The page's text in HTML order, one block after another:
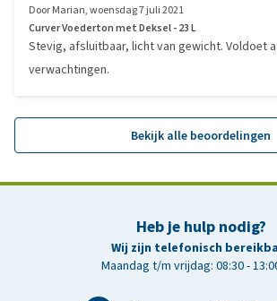
DoorMarian,woensdag 7 juli 2021
Curver Voederton met Deksel - 23 L
Stevig, afsluitbaar, licht van gewicht. Voldoet
verwachtingen.
Bekijk alle beoordelingen
Heb je hulp nodig?
Wij zijn telefonisch
Maandag t/m vrijdag: 08:30 -